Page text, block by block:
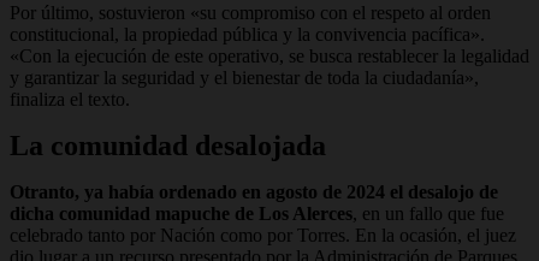
Por último, sostuvieron «su compromiso con el respeto al orden
constitucional, la propiedad pública y la convivencia pacífica».
«Con la ejecución de este operativo, se busca restablecer la legalidad
y garantizar la seguridad y el bienestar de toda la ciudadanía»,
finaliza el texto.
La comunidad desalojada
Otranto, ya había ordenado en agosto de 2024 el desalojo de
dicha comunidad mapuche de Los Alerces, en un fallo que fue
celebrado tanto por Nación como por Torres. En la ocasión, el juez
dio lugar a un recurso presentado por la Administración de Parques